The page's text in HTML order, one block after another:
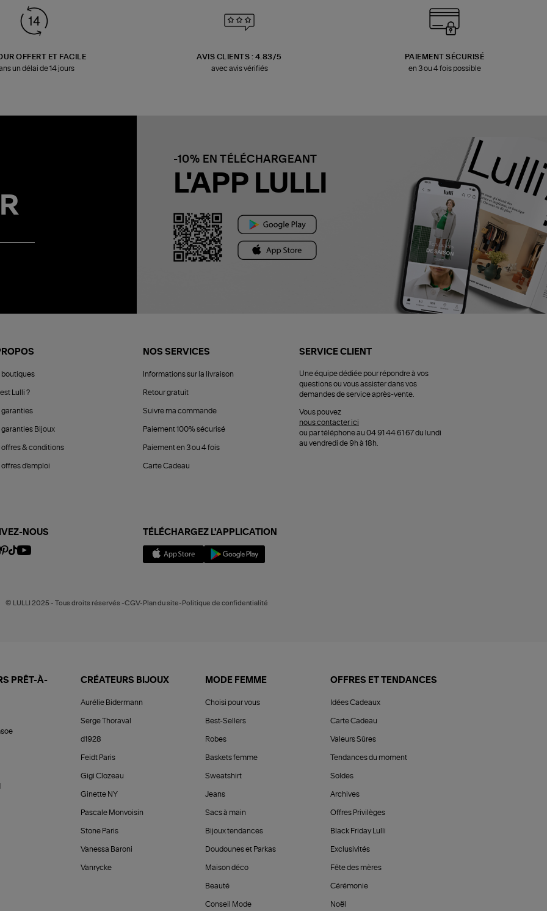
OFFERT ET FACILE
un délai de 14 jours
AVIS CLIENTS : 4.83/5
avec avis vérifiés
PAIEMENT SÉCURISÉ
en 3 ou 4 fois possible
-10% EN TÉLÉCHARGEANT
L'APP LULLI
boutiques
Lulli ?
garanties
garanties Bijoux
offres & conditions
offres d'emploi
NOS SERVICES
Informations sur la livraison
Retour gratuit
Suivre ma commande
Paiement 100% sécurisé
Paiement en 3 ou 4 fois
Carte Cadeau
SERVICE CLIENT
Une équipe dédiée pour répondre à vos
questions ou vous assister dans vos
demandes de service après-vente.
Vous pouvez
nous contacter ici
ou par téléphone au 04 91 44 61 67 du lundi
au vendredi de 9h à 18h.
NOUS TÉLÉCHARGEZ L'APPLICATION
© LULLI 2025 - Tous droits réservés -CGV-Plan du site-Politique de confidentialité
PRÊT-À-
CRÉATEURS BIJOUX
Aurélie Bidermann
Serge Thoraval
d1928
Feidt Paris
Gigi Clozeau
Ginette NY
Pascale Monvoisin
Stone Paris
Vanessa Baroni
Vanrycke
MODE FEMME
Choisi pour vous
Best-Sellers
Robes
Baskets femme
Sweatshirt
Jeans
Sacs à main
Bijoux tendances
Doudounes et Parkas
Maison déco
Beauté
Conseil Mode
OFFRES ET TENDANCES
Idées Cadeaux
Carte Cadeau
Valeurs Sûres
Tendances du moment
Soldes
Archives
Offres Privilèges
Black Friday Lulli
Exclusivités
Fête des mères
Cérémonie
Noël